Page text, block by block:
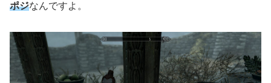
ポジなんですよ。